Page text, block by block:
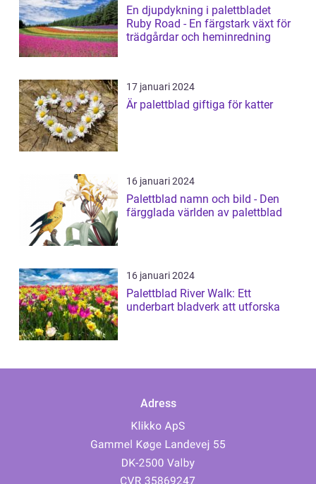
En djupdykning i palettbladet
Ruby Road - En färgstark växt för
trädgårdar och heminredning
17 januari 2024
Är palettblad giftiga för katter
16 januari 2024
Palettblad namn och bild - Den
färgglada världen av palettblad
16 januari 2024
Palettblad River Walk: Ett
underbart bladverk att utforska
Adress